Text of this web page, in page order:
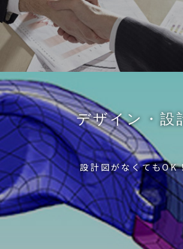
デザイン・設
設計図がなくてもOK